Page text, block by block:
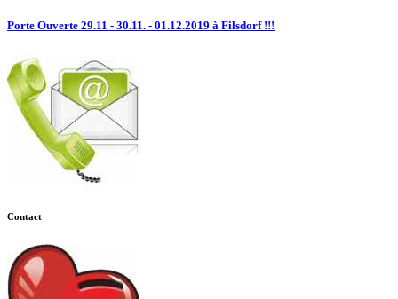
Porte Ouverte 29.11 - 30.11. - 01.12.2019 à Filsdorf !!!
Contact